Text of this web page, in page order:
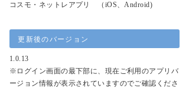
コスモ・ネットレアプリ （iOS、Android)
更新後のバージョン
1.0.13
※ログイン画面の最下部に、現在ご利用のアプリバ
ージョン情報が表示されていますのでご確認くださ